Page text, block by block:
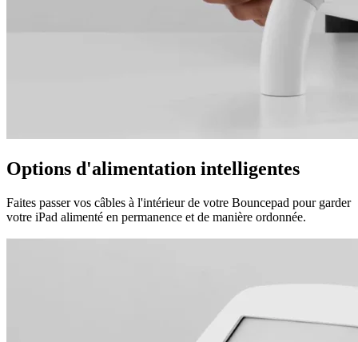
Options d'alimentation intelligentes
Faites passer vos câbles à l'intérieur de votre Bouncepad pour garder
votre iPad alimenté en permanence et de manière ordonnée.